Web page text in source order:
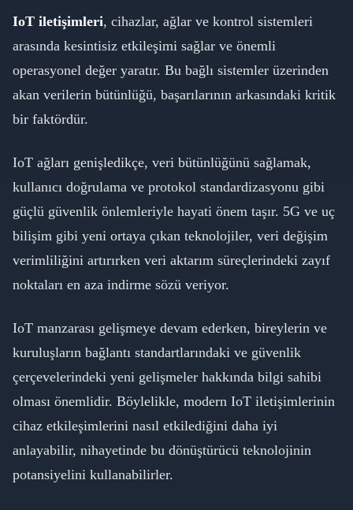
IoT iletişimleri, cihazlar, ağlar ve kontrol sistemleri
arasında kesintisiz etkileşimi sağlar ve önemli
operasyonel değer yaratır. Bu bağlı sistemler üzerinden
akan verilerin bütünlüğü, başarılarının arkasındaki kritik
bir faktördür.
IoT ağları genişledikçe, veri bütünlüğünü sağlamak,
kullanıcı doğrulama ve protokol standardizasyonu gibi
güçlü güvenlik önlemleriyle hayati önem taşır. 5G ve uç
bilişim gibi yeni ortaya çıkan teknolojiler, veri değişim
verimliliğini artırırken veri aktarım süreçlerindeki zayıf
noktaları en aza indirme sözü veriyor.
IoT manzarası gelişmeye devam ederken, bireylerin ve
kuruluşların bağlantı standartlarındaki ve güvenlik
çerçevelerindeki yeni gelişmeler hakkında bilgi sahibi
olması önemlidir. Böylelikle, modern IoT iletişimlerinin
cihaz etkileşimlerini nasıl etkilediğini daha iyi
anlayabilir, nihayetinde bu dönüştürücü teknolojinin
potansiyelini kullanabilirler.